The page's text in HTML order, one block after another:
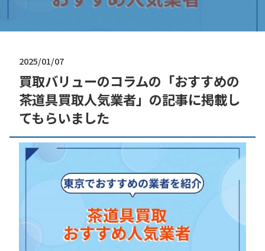
2025/01/07
買取バリューのコラムの「おすすめの
茶道具買取人気業者」の記事に掲載し
てもらいました